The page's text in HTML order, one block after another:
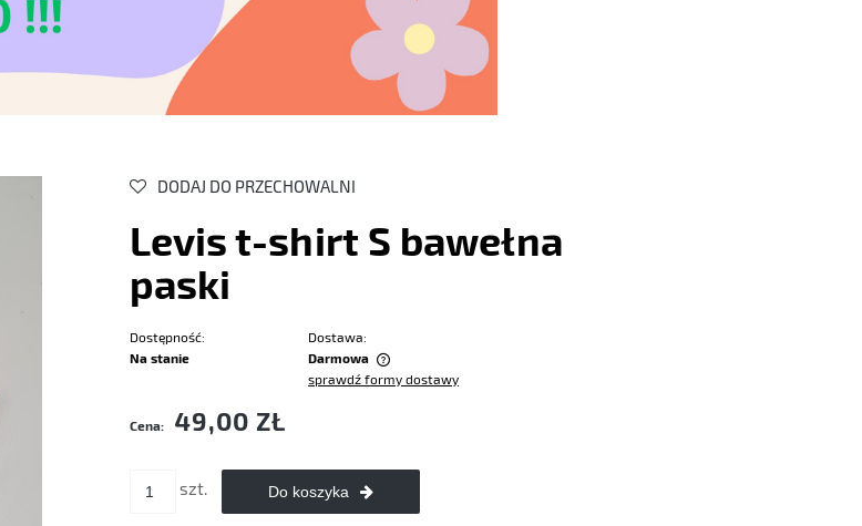
DODAJ DO PRZECHOWALNI
Levis t-shirt S bawełna
paski
Dostępność:
Na stanie
Dostawa:
Darmowa
płatności
sprawdź formy dostawy
Cena: 49,00 ZŁ
szt. Do koszyka